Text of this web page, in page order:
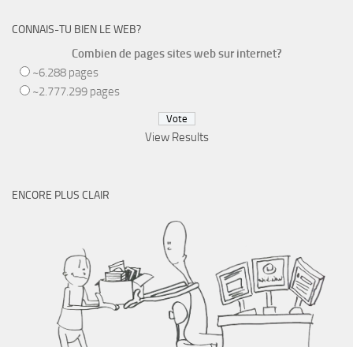
CONNAIS-TU BIEN LE WEB?
Combien de pages sites web sur internet?
~6.288 pages
~2.777.299 pages
View Results
ENCORE PLUS CLAIR